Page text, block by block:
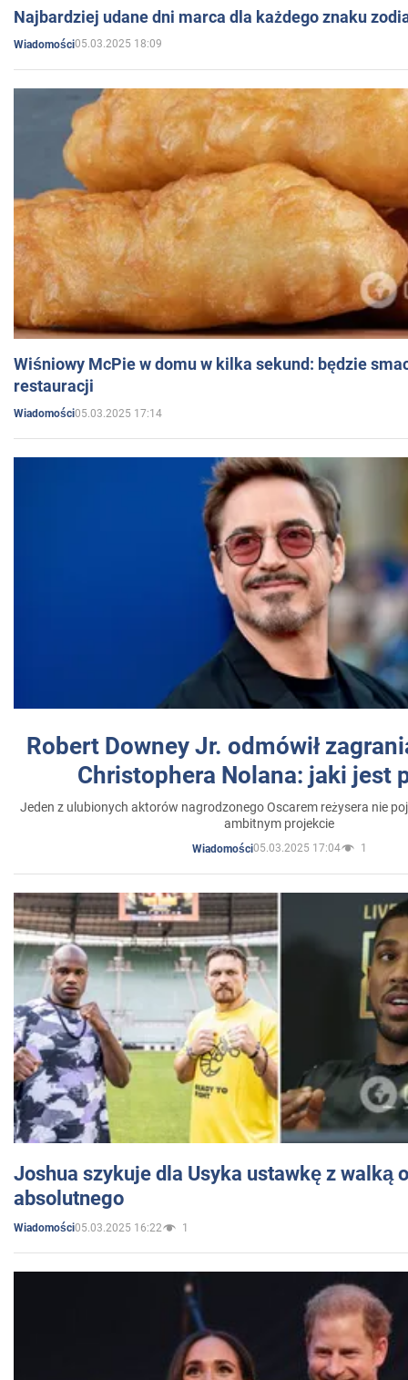
Najbardziej udane dni marca dla każdego znaku
Wiadomości05.03.2025 18:09
Wiśniowy McPie w domu w kilka sekund: będzie
restauracji
Wiadomości05.03.2025 17:14
Robert Downey Jr. odmówił
Christophera Nolana: jaki jest
Jeden z ulubionych aktorów nagrodzonego Oscarem reżysera nie
ambitnym projekcie
Wiadomości05.03.2025 17:04 1
Joshua szykuje dla Usyka ustawkę z walką
absolutnego
Wiadomości05.03.2025 16:22 1